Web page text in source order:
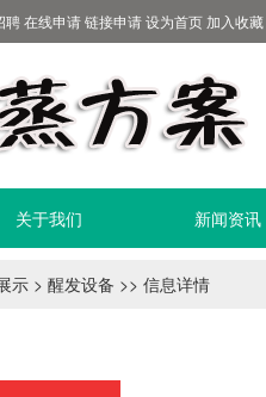
聘在线申请链接申请设为首页 加入收藏
关于我们 新闻资讯
示 > 醒发设备 >> 信息详情